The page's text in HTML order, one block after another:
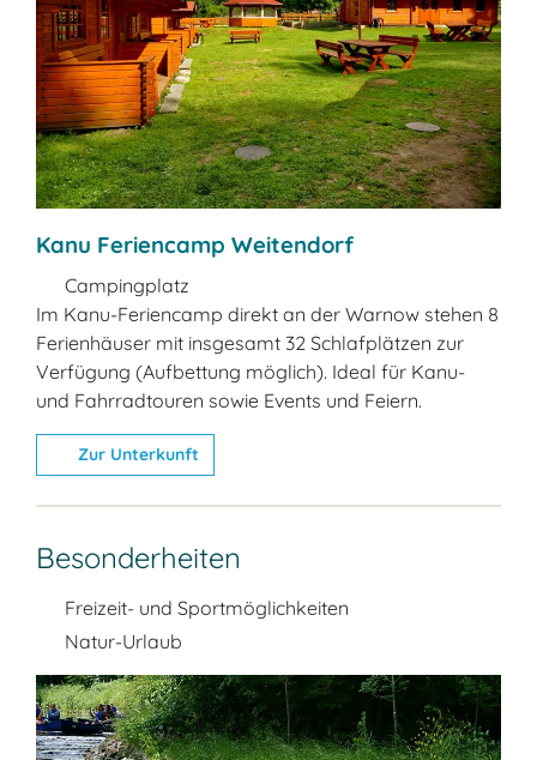
Kanu Feriencamp Weitendorf
Campingplatz
Im Kanu-Feriencamp direkt an der Warnow stehen 8
Ferienhäuser mit insgesamt 32 Schlafplätzen zur
Verfügung (Aufbettung möglich). Ideal für Kanu-
und Fahrradtouren sowie Events und Feiern.
Zur Unterkunft
Besonderheiten
Freizeit- und Sportmöglichkeiten
Natur-Urlaub